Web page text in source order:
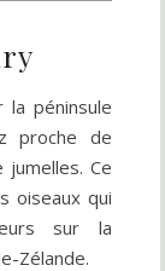
la péninsule
proche de
Ce
oiseaux qui
sur la
Zélande.